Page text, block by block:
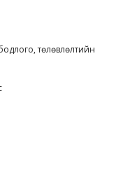
төлөвлөлтийн